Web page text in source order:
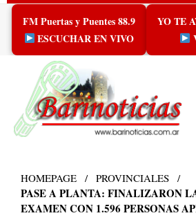
Skip
content
FM Puertas y Puentes 88.9
ESCUCHAR EN VIVO
YO TE
HOMEPAGE PROVINCIALES
PASE A PLANTA: FINALIZARON
EXAMEN CON 1.596 PERSONAS